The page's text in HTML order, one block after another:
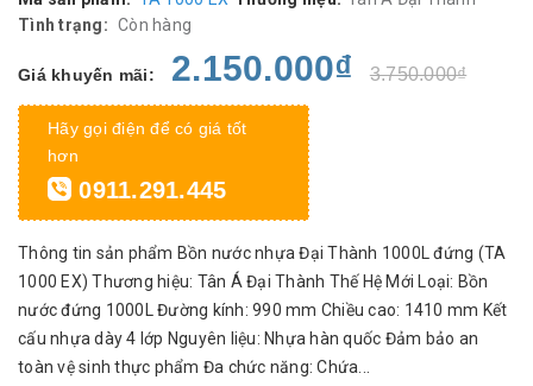
Tình trạng: Còn hàng
Giá khuyến mãi: 2.150.000₫ 3.750.000₫
Hãy gọi điện để có giá tốt
hơn
0911.291.445
Thông tin sản phẩm Bồn nước nhựa Đại Thành 1000L đứng (TA
1000 EX) Thương hiệu: Tân Á Đại Thành Thế Hệ Mới Loại: Bồn
nước đứng 1000L Đường kính: 990 mm Chiều cao: 1410 mm Kết
cấu nhựa dày 4 lớp Nguyên liệu: Nhựa hàn quốc Đảm bảo an
toàn vệ sinh thực phẩm Đa chức năng: Chứa...